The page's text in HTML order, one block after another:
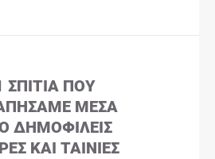
ΣΠΊΤΙΑ ΠΟΥ
ΜΈΣΑ
ΔΗΜΟΦΙΛΕΊΣ
ΚΑΙ ΤΑΙΝΊΕΣ